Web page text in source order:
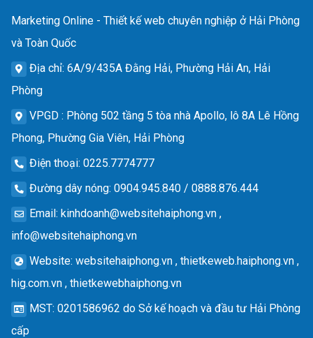
Marketing Online - Thiết kế web chuyên nghiệp ở Hải Phòng
và Toàn Quốc
Địa chỉ: 6A/9/435A Đằng Hải, Phường Hải An, Hải
Phòng
VPGD : Phòng 502 tầng 5 tòa nhà Apollo, lô 8A Lê Hồng
Phong, Phường Gia Viên, Hải Phòng
Điện thoại: 0225.7774777
Đường dây nóng: 0904.945.840 / 0888.876.444
Email: kinhdoanh@websitehaiphong.vn ,
info@websitehaiphong.vn
Website: websitehaiphong.vn , thietkeweb.haiphong.vn ,
hig.com.vn , thietkewebhaiphong.vn
MST: 0201586962 do Sở kế hoạch và đầu tư Hải Phòng
cấp